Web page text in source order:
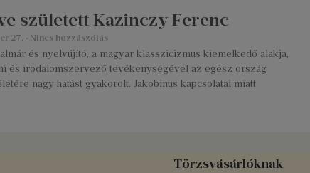
született Kazinczy Ferenc
27. Nincs hozzászólás
és nyelvújító, a magyar klasszicizmus kiemelkedő alakja,
és irodalomszervező tevékenységével az egész ország
nagy hatást gyakorolt. Jakobinus kapcsolatai miatt
Törzsvásárlóknak